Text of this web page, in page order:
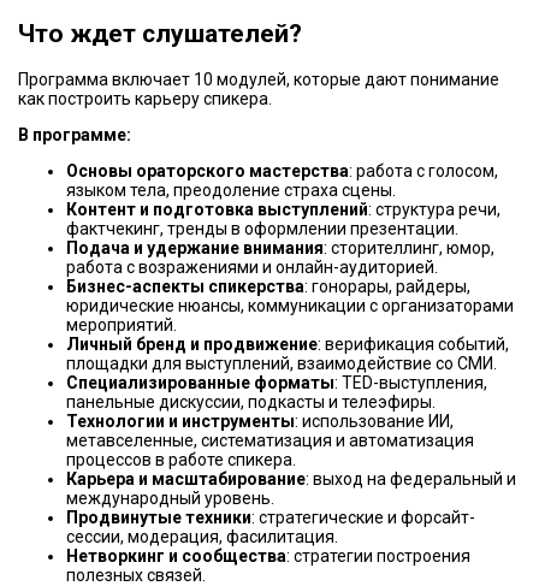
Что ждет слушателей?
Программа включает 10 модулей, которые дают понимание
как построить карьеру спикера.
В программе:
Основы ораторского мастерства: работа с голосом,
языком тела, преодоление страха сцены.
Контент и подготовка выступлений: структура речи,
фактчекинг, тренды в оформлении презентации.
Подача и удержание внимания: сторителлинг, юмор,
работа с возражениями и онлайн-аудиторией.
Бизнес-аспекты спикерства: гонорары, райдеры,
юридические нюансы, коммуникации с организаторами
мероприятий.
Личный бренд и продвижение: верификация событий,
площадки для выступлений, взаимодействие со СМИ.
Специализированные форматы: TED-выступления,
панельные дискуссии, подкасты и телеэфиры.
Технологии и инструменты: использование ИИ,
метавселенные, систематизация и автоматизация
процессов в работе спикера.
Карьера и масштабирование: выход на федеральный и
международный уровень.
Продвинутые техники: стратегические и форсайт-
сессии, модерация, фасилитация.
Нетворкинг и сообщества: стратегии построения
полезных связей.